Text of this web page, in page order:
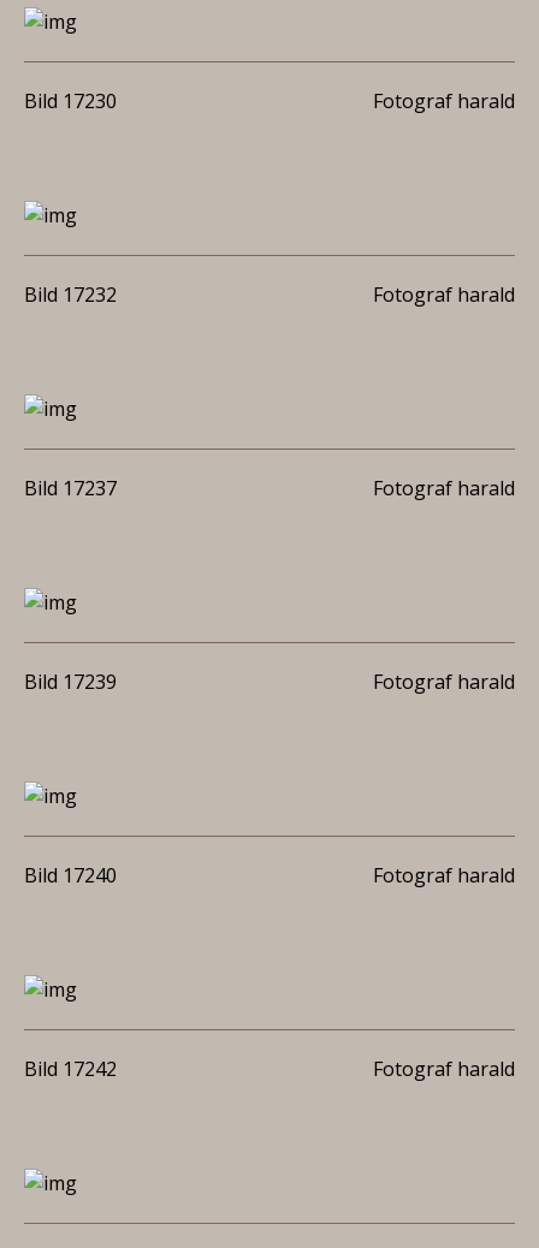
Bild 17230 Fotograf harald
Bild 17232 Fotograf harald
Bild 17237 Fotograf harald
Bild 17239 Fotograf harald
Bild 17240 Fotograf harald
Bild 17242 Fotograf harald